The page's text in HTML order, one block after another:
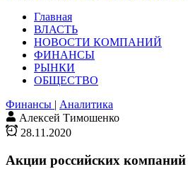
Главная
ВЛАСТЬ
НОВОСТИ КОМПАНИЙ
ФИНАНСЫ
РЫНКИ
ОБЩЕСТВО
Финансы | Аналитика
Алексей Тимошенко
28.11.2020
Акции российских компаний